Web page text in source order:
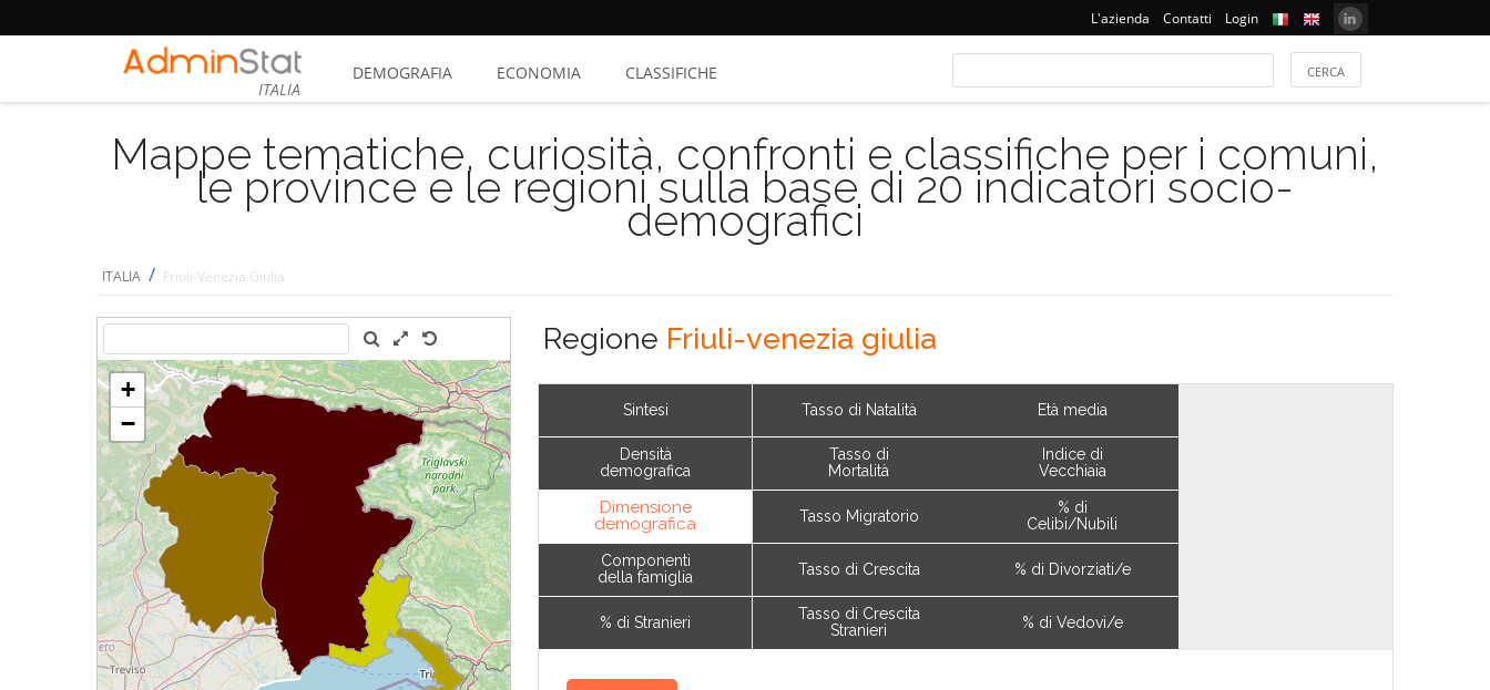
L'azienda Contatti Login
ITALIA
DEMOGRAFIA ECONOMIA CLASSIFICHE
Mappe tematiche, curiosità, confronti e classifiche per i comuni,
le province e le regioni sulla base di 20 indicatori socio-
demografici
ITALIA / Friuli-Venezia Giulia
Regione Friuli-venezia giulia
Sintesi
Densità
demografica
Dimensione
demografica
Componenti
della famiglia
% di Stranieri
Tasso di Natalità
Tasso di
Mortalità
Tasso Migratorio
Tasso di Crescita
Tasso di Crescita
Stranieri
Età media
Indice di
Vecchiaia
% di
Celibi/Nubili
% di Divorziati/e
% di Vedovi/e